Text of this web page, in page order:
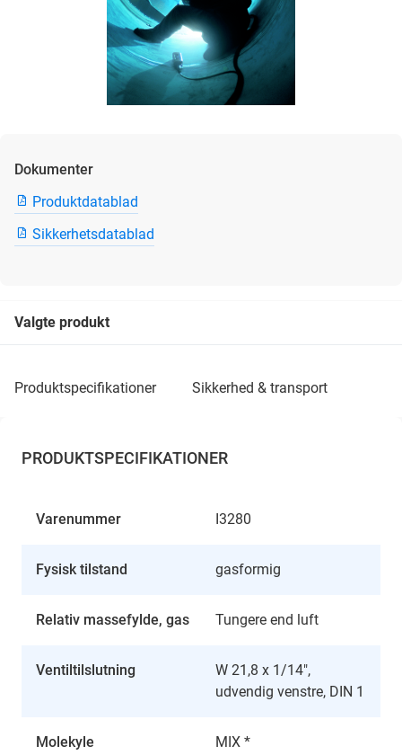
Dokumenter
Produktdatablad
Sikkerhetsdatablad
Valgte produkt
produktspecifikationer sikkerhed & transport
PRODUKTSPECIFIKATIONER
Varenummer I3280
Fysisk tilstand gasformig
Relativ massefylde, gas Tungere end luft
Ventiltilslutning
W 21,8 x 1/14",
udvendig venstre, DIN 1
Molekyle MIX *